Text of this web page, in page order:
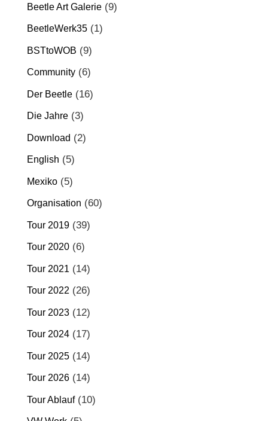
Beetle Art Galerie(9)
BeetleWerk35(1)
BSTtoWOB (9)
Community(6)
Der Beetle(16)
Die Jahre(3)
Download (2)
English (5)
Mexiko(5)
Organisation (60)
Tour 2019(39)
Tour 2020(6)
Tour 2021 (14)
Tour 2022(26)
Tour 2023(12)
Tour 2024(17)
Tour 2025(14)
Tour 2026(14)
Tour Ablauf(10)